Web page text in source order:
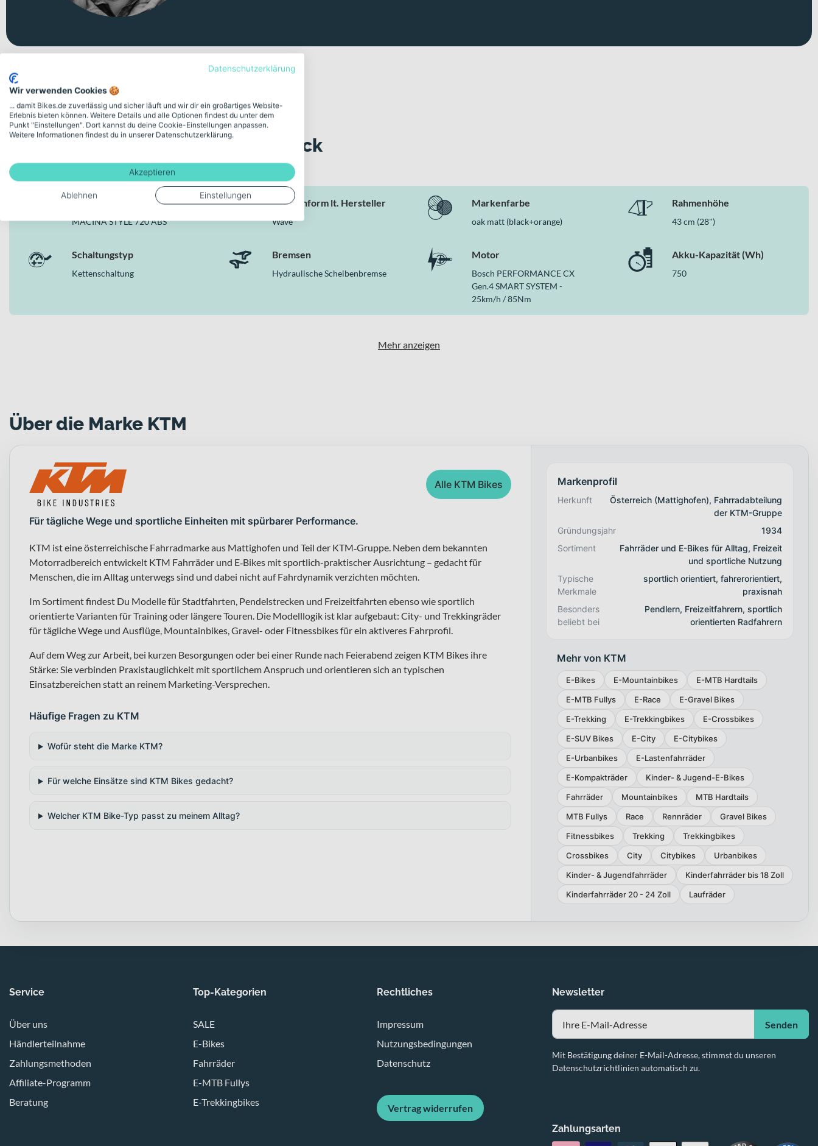
Deine Bike-Features auf einen Blick
Modellserie Bezeichnung
MACINA STYLE 720 ABS
Rahmenform lt. Hersteller
Wave
Markenfarbe
oak matt (black+orange)
Rahmenhöhe
43 cm (28")
Schaltungstyp
Kettenschaltung
Bremsen
Hydraulische Scheibenbremse
Motor
Bosch PERFORMANCE CX
Gen.4 SMART SYSTEM -
25km/h / 85Nm
Akku-Kapazität (Wh)
750
Mehr anzeigen
Über die Marke KTM
Alle KTM Bikes
Für tägliche Wege und sportliche Einheiten mit spürbarer Performance.
KTM ist eine österreichische Fahrradmarke aus Mattighofen und Teil der KTM‑Gruppe. Neben dem bekannten
Motorradbereich entwickelt KTM Fahrräder und E‑Bikes mit sportlich-praktischer Ausrichtung – gedacht für
Menschen, die im Alltag unterwegs sind und dabei nicht auf Fahrdynamik verzichten möchten.
Im Sortiment findest Du Modelle für Stadtfahrten, Pendelstrecken und Freizeitfahrten ebenso wie sportlich
orientierte Varianten für Training oder längere Touren. Die Modelllogik ist klar aufgebaut: City- und Trekkingräder
für tägliche Wege und Ausflüge, Mountainbikes, Gravel- oder Fitnessbikes für ein aktiveres Fahrprofil.
Auf dem Weg zur Arbeit, bei kurzen Besorgungen oder bei einer Runde nach Feierabend zeigen KTM Bikes ihre
Stärke: Sie verbinden Praxistauglichkeit mit sportlichem Anspruch und orientieren sich an typischen
Einsatzbereichen statt an reinem Marketing-Versprechen.
Häufige Fragen zu KTM
Wofür steht die Marke KTM?
Für welche Einsätze sind KTM Bikes gedacht?
Welcher KTM Bike-Typ passt zu meinem Alltag?
Markenprofil
Herkunft
Österreich (Mattighofen), Fahrradabteilung
der KTM-Gruppe
Gründungsjahr
1934
Sortiment
Fahrräder und E-Bikes für Alltag, Freizeit
und sportliche Nutzung
Typische
Merkmale
sportlich orientiert, fahrerorientiert,
praxisnah
Besonders
beliebt bei
Pendlern, Freizeitfahrern, sportlich
orientierten Radfahrern
Mehr von KTM
E-Bikes E-Mountainbikes
E-MTB Hardtails
E-MTB Fullys
E-Race
E-Gravel Bikes
E-Trekking
E-Trekkingbikes
E-Crossbikes
E-SUV Bikes
E-City
E-Citybikes
E-Urbanbikes
E-Lastenfahrräder
E-Kompakträder
Kinder- & Jugend-E-Bikes
Fahrräder
Mountainbikes
MTB Hardtails
MTB Fullys
Race Rennräder
Gravel Bikes
Fitnessbikes
Trekking
Trekkingbikes
Crossbikes
City Citybikes
Urbanbikes
Kinder- & Jugendfahrräder
Kinderfahrräder bis 18 Zoll
Kinderfahrräder 20 - 24 Zoll
Laufräder
Service
Über uns
Händlerteilnahme
Zahlungsmethoden
Affiliate-Programm
Beratung
Top-Kategorien
SALE
E-Bikes
Fahrräder
E-MTB Fullys
E-Trekkingbikes
Rechtliches
Impressum
Nutzungsbedingungen
Datenschutz
Vertrag widerrufen
Newsletter
Senden
Mit Bestätigung deiner E-Mail-Adresse, stimmst du unseren
Datenschutzrichtlinien automatisch zu.
Zahlungsarten
Datenschutzerklärung
Wir verwenden Cookies 🍪
... damit Bikes.de zuverlässig und sicher läuft und wir dir ein großartiges Website-
Erlebnis bieten können. Weitere Details und alle Optionen findest du unter dem
Punkt "Einstellungen". Dort kannst du deine Cookie-Einstellungen anpassen.
Weitere Informationen findest du in unserer Datenschutzerklärung.
Akzeptieren
Ablehnen Einstellungen